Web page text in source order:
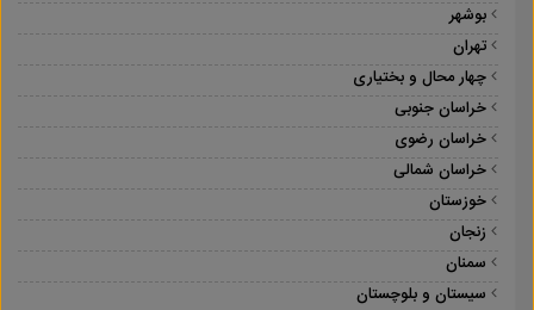
بوشهر
تهران
چهار محال و بختیاری
خراسان جنوبی
خراسان رضوی
خراسان شمالی
خوزستان
زنجان
سمنان
سیستان و بلوچستان